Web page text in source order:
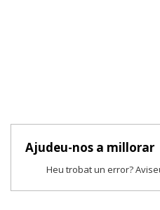
Ajudeu-nos a millorar
Heu trobat un error?